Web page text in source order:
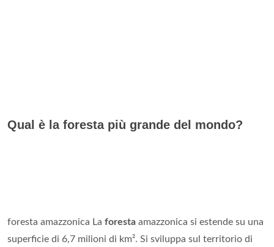
Qual è la foresta più grande del mondo?
foresta amazzonica La foresta amazzonica si estende su una
superficie di 6,7 milioni di km². Si sviluppa sul territorio di